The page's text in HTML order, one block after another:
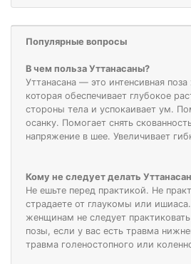
Популярные вопросы
В чем польза Уттанасаны?
Уттанасана — это интенсивная поза
которая обеспечивает глубокое
стороны тела и успокаивает ум.
осанку. Помогает снять
напряжение в шее. Увеличивает
Кому не следует делать
Не ешьте перед практикой. Не
страдаете от глаукомы или
женщинам не следует
позы, если у вас есть травма
травма голеностопного или